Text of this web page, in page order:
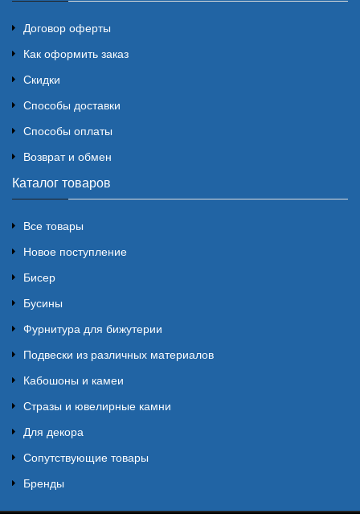
Договор оферты
Как оформить заказ
Скидки
Способы доставки
Способы оплаты
Возврат и обмен
Каталог товаров
Все товары
Новое поступление
Бисер
Бусины
Фурнитура для бижутерии
Подвески из различных материалов
Кабошоны и камеи
Стразы и ювелирные камни
Для декора
Сопутствующие товары
Бренды